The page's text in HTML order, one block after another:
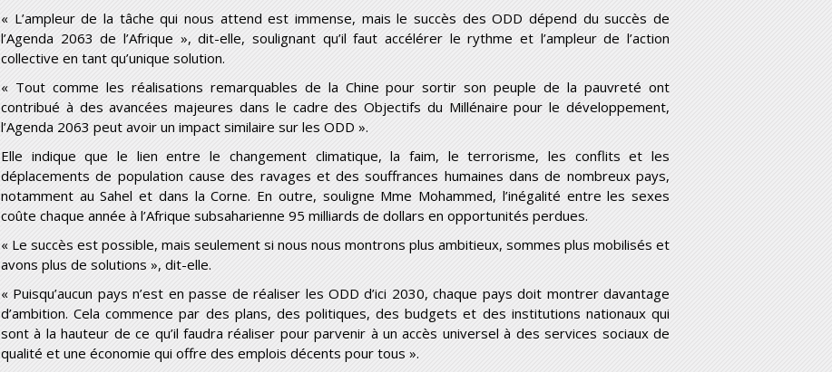
« L’ampleur de la tâche qui nous attend est immense, mais le succès des ODD dépend du succès de
l’Agenda 2063 de l’Afrique », dit-elle, soulignant qu’il faut accélérer le rythme et l’ampleur de l’action
collective en tant qu’unique solution.
« Tout comme les réalisations remarquables de la Chine pour sortir son peuple de la pauvreté ont
contribué à des avancées majeures dans le cadre des Objectifs du Millénaire pour le développement,
l’Agenda 2063 peut avoir un impact similaire sur les ODD ».
Elle indique que le lien entre le changement climatique, la faim, le terrorisme, les conflits et les
déplacements de population cause des ravages et des souffrances humaines dans de nombreux pays,
notamment au Sahel et dans la Corne. En outre, souligne Mme Mohammed, l’inégalité entre les sexes
coûte chaque année à l’Afrique subsaharienne 95 milliards de dollars en opportunités perdues.
« Le succès est possible, mais seulement si nous nous montrons plus ambitieux, sommes plus mobilisés et
avons plus de solutions », dit-elle.
« Puisqu’aucun pays n’est en passe de réaliser les ODD d’ici 2030, chaque pays doit montrer davantage
d’ambition. Cela commence par des plans, des politiques, des budgets et des institutions nationaux qui
sont à la hauteur de ce qu’il faudra réaliser pour parvenir à un accès universel à des services sociaux de
qualité et une économie qui offre des emplois décents pour tous ».